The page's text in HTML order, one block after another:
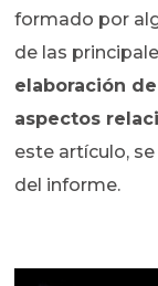
formado por
de las
elaboración
aspectos
este artículo,
del informe.